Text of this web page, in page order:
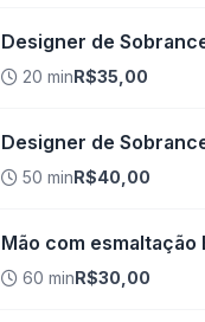
Designer de
20 minR$35,00
Designer de
50 minR$40,00
Mão com esmaltação
60 minR$30,00